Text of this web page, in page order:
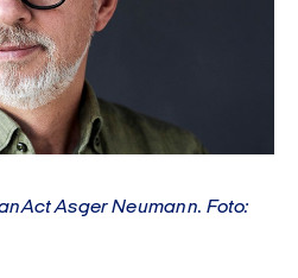
Asger Neumann. Foto: